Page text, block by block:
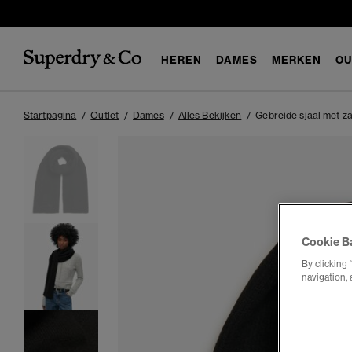
HEREN DAMES MERKEN
Startpagina Outlet Dames Alles Bekijken Gebreide sjaal met
Cookie
By clicking
navigation,